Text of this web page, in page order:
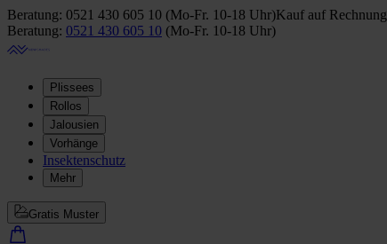
Beratung: 0521 430 605 10 (Mo-Fr. 10-18 Uhr)Kauf auf Rechnung
Beratung: 0521 430 605 10 (Mo-Fr. 10-18 Uhr)
Plissees
Rollos
Jalousien
Vorhänge
Insektenschutz
Mehr
Gratis Muster